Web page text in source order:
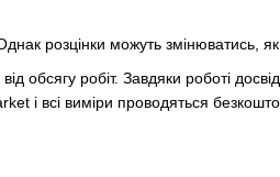
розцінки можуть змінюватись,
обсягу робіт. Завдяки роботі
і всі виміри проводяться